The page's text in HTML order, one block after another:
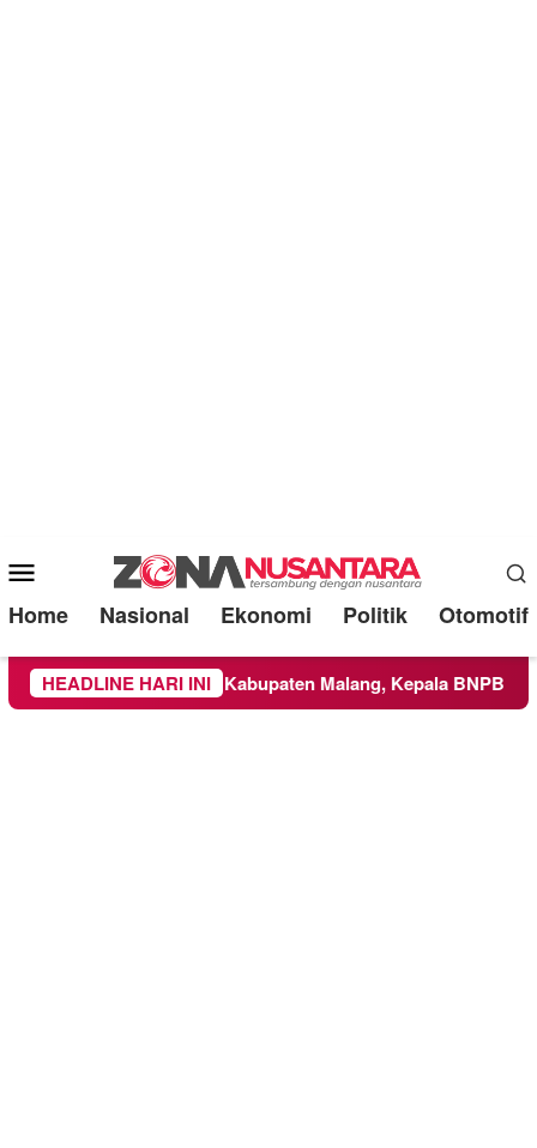
Mobile
Menu
Home Nasional Ekonomi Politik Otomotif
HEADLINE HARI INI
ke Wilayah Kabupaten Malang, Kepala BNPB Tinjau